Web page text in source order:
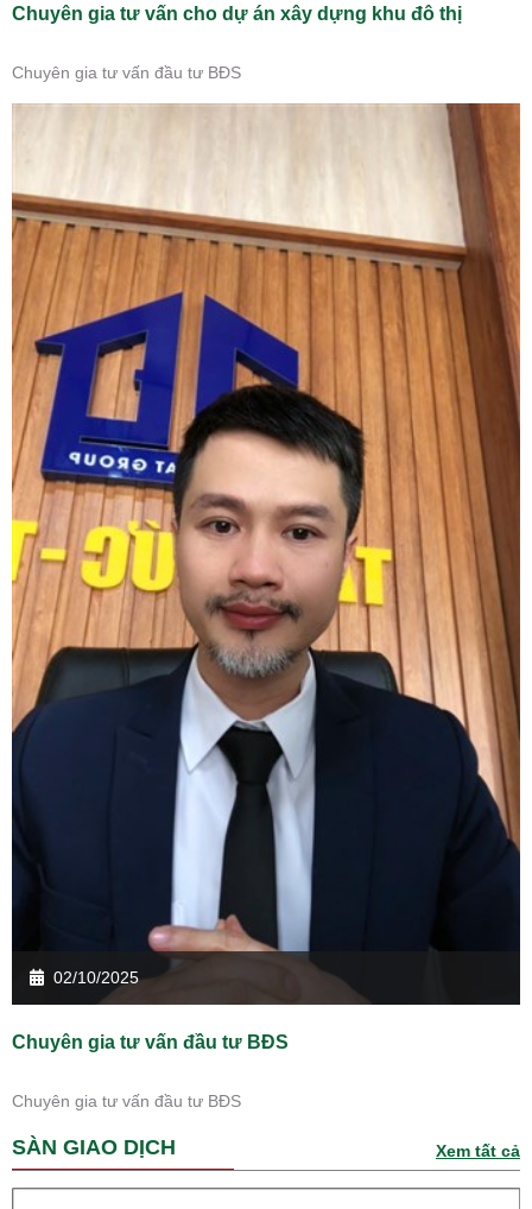
Chuyên gia tư vấn cho dự án xây dựng khu đô thị
Chuyên gia tư vấn đầu tư BĐS
02/10/2025
Chuyên gia tư vấn đầu tư BĐS
Chuyên gia tư vấn đầu tư BĐS
SÀN GIAO DỊCH Xem tất cả